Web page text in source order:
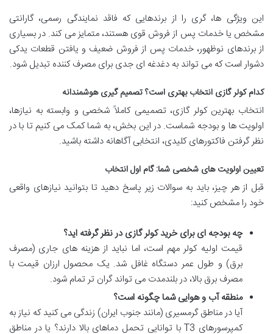
این ویژگی ها، گری را از برندهایی که فاقد نمایندگی رسمی، گارانتی
مشخص یا خدمات پس از فروش قوی هستند، متمایز می کند. در بسیاری
از برندهای نوظهور، خدمات پس از فروش ضعیف و یافتن قطعات یدکی
دشوار است که می تواند به دغدغه ای جدی برای مصرف کننده تبدیل شود.
کدام کولر گازی انتخاب بهتری است؟ تصمیم گیری هوشمندانه
انتخاب بهترین کولر گازی، تصمیمی کاملاً شخصی و وابسته به نیازها،
اولویت ها و بودجه شماست. در این بخش، به شما کمک می کنیم تا با در
نظر گرفتن فاکتورهای کلیدی، انتخابی آگاهانه داشته باشید.
تعیین اولویت های شخصی شما: گام اول انتخاب
قبل از هر چیز، باید به سوالات زیر پاسخ دهید تا بتوانید نیازهای واقعی
خود را مشخص کنید:
چه بودجه ای برای خرید کولر گازی در نظر گرفته اید؟
قیمت اولیه کولر مهم است، اما نباید از هزینه های جاری (مصرف
برق) و طول عمر دستگاه غافل شد. یک محصول ارزان قیمت با
مصرف برق بالا، در بلندمدت می تواند گران تر تمام شود.
منطقه آب و هوایی شما چگونه است؟
آیا در مناطق گرمسیری (مانند جنوب ایران) زندگی می کنید که نیاز به
کمپرسورهای T3 با توانایی تحمل دماهای بالا دارند؟ یا در مناطق